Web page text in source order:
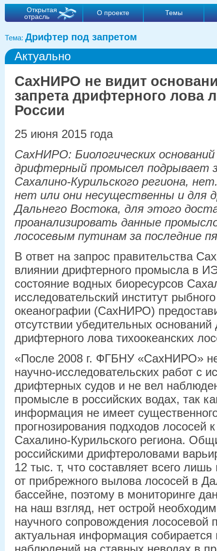
Открытая
отрасль
О проекте Темы
Тема: Дрифтер под запретом
Актуально
СахНИРО не видит
запрета дрифтерного лова
России
25 июня 2015 года
СахНИРО: Биологических
дрифтерный промысел подрывает
Сахалино-Курильского региона,
нет или они несущественны и для
Дальнего Востока, для этого
проанализировать данные
лососевым путинам за последние
В ответ на запрос правительства
влиянии дрифтерного промысла в
состояние водных биоресурсов
исследовательский институт
океанографии (СахНИРО)
отсутствии убедительных
дрифтерного лова тихоокеанских
«После 2008 г. ФГБНУ «СахНИРО»
научно-исследовательских работ с
дрифтерных судов и не вел
промысле в российских водах, так
информация не имеет
прогнозирования подходов лососей
Сахалино-Курильского региона.
российскими дрифтероловами
12 тыс. т, что составляет всего
от прибрежного вылова лососей в
бассейне, поэтому в мониторинге
на наш взгляд, нет острой
научного сопровождения лососевой
актуальная информация